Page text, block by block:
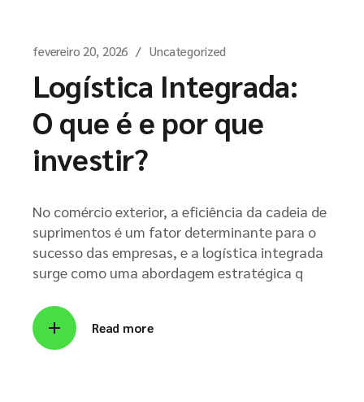
fevereiro 20, 2026 Uncategorized
Logística Integrada:
O que é e por que
investir?
No comércio exterior, a eficiência da cadeia de
suprimentos é um fator determinante para o
sucesso das empresas, e a logística integrada
surge como uma abordagem estratégica q
Read more